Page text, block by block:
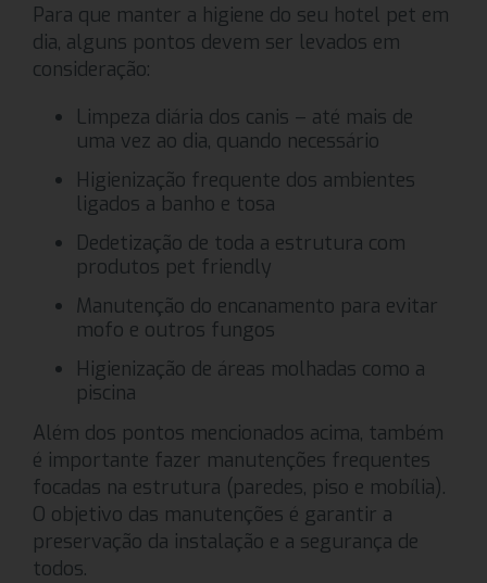
Para que manter a higiene do seu hotel pet em
dia, alguns pontos devem ser levados em
consideração:
Limpeza diária dos canis – até mais de
uma vez ao dia, quando necessário
Higienização frequente dos ambientes
ligados a banho e tosa
Dedetização de toda a estrutura com
produtos pet friendly
Manutenção do encanamento para evitar
mofo e outros fungos
Higienização de áreas molhadas como a
piscina
Além dos pontos mencionados acima, também
é importante fazer manutenções frequentes
focadas na estrutura (paredes, piso e mobília).
O objetivo das manutenções é garantir a
preservação da instalação e a segurança de
todos.